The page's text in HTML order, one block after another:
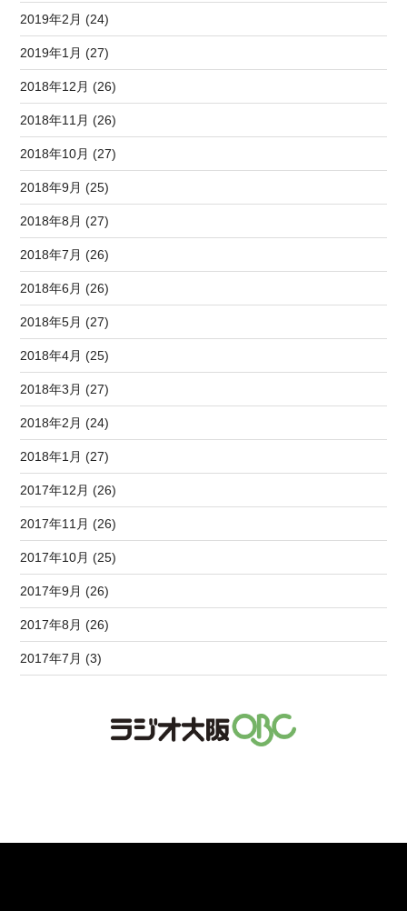
2019年2月 (24)
2019年1月 (27)
2018年12月 (26)
2018年11月 (26)
2018年10月 (27)
2018年9月 (25)
2018年8月 (27)
2018年7月 (26)
2018年6月 (26)
2018年5月 (27)
2018年4月 (25)
2018年3月 (27)
2018年2月 (24)
2018年1月 (27)
2017年12月 (26)
2017年11月 (26)
2017年10月 (25)
2017年9月 (26)
2017年8月 (26)
2017年7月 (3)